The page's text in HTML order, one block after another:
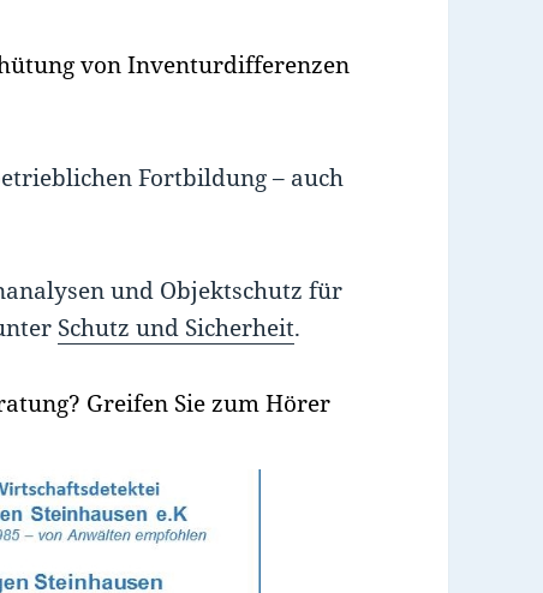
von Inventurdifferenzen
Fortbildung – auch
und Objektschutz für
Schutz und Sicherheit.
Greifen Sie zum Hörer